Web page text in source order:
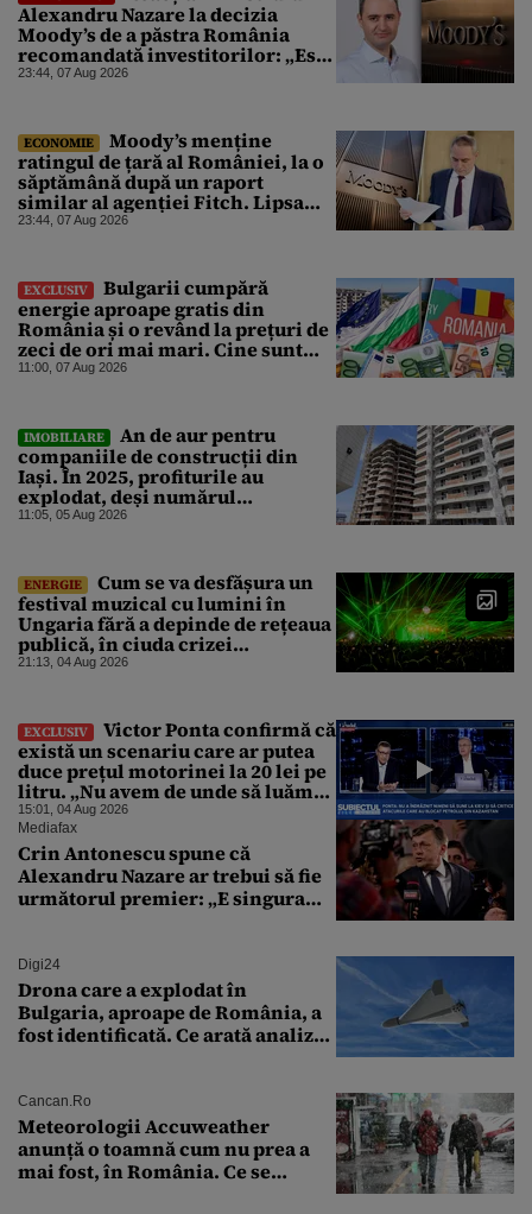
Alexandru Nazare la decizia
Moody’s de a păstra România
recomandată investitorilor: „Este
un răgaz, dar în niciun caz un
23:44, 07 Aug 2026
ECONOMIE
Moody’s menține
ratingul de țară al României, la o
săptămână după un raport
similar al agenției Fitch. Lipsa
unui guvern cu puteri depline,
23:44, 07 Aug 2026
EXCLUSIV
Bulgarii cumpără
energie aproape gratis din
România și o revând la prețuri de
zeci de ori mai mari. Cine sunt
noii „băieți deștepți” din energie
11:00, 07 Aug 2026
IMOBILIARE
An de aur pentru
companiile de construcții din
Iași. În 2025, profiturile au
explodat, deși numărul
angajaților a scăzut
11:05, 05 Aug 2026
ENERGIE
Cum se va desfășura un
festival muzical cu lumini în
Ungaria fără a depinde de rețeaua
publică, în ciuda crizei
energetice
21:13, 04 Aug 2026
EXCLUSIV
Victor Ponta confirmă că
există un scenariu care ar putea
duce prețul motorinei la 20 lei pe
litru. „Nu avem de unde să luăm
petrol”
15:01, 04 Aug 2026
Mediafax
Crin Antonescu spune că
Alexandru Nazare ar trebui să fie
următorul premier: „E singura
Digi24
Drona care a explodat în
Bulgaria, aproape de România, a
fost identificată. Ce arată analiza
Cancan.ro
Meteorologii Accuweather
anunță o toamnă cum nu prea a
mai fost, în România. Ce se